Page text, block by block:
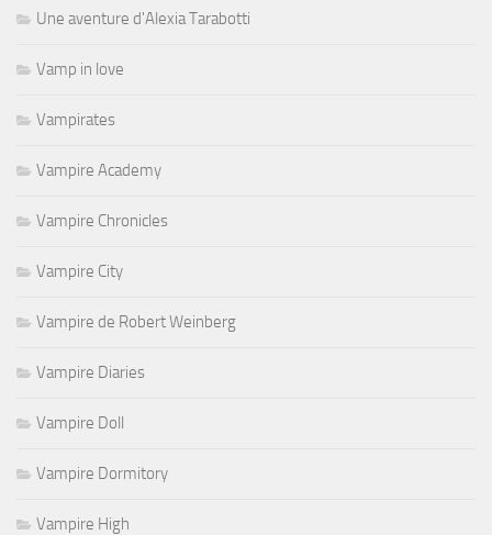
Une aventure d'Alexia Tarabotti
Vamp in love
Vampirates
Vampire Academy
Vampire Chronicles
Vampire City
Vampire de Robert Weinberg
Vampire Diaries
Vampire Doll
Vampire Dormitory
Vampire High